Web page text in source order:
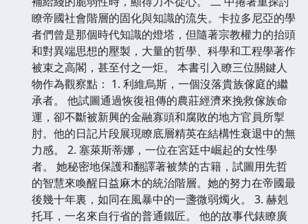
瞭帝國社會階層的固化與知識的流失。卡拉多尼亞的學
者們曾是那個時代知識的燈塔，但隨著宗教權力的抬頭
和對異端思想的壓製，大量的哲學、科學和工程學著作
被束之高閣，甚至付之一炬。 本書引入瞭三位關鍵人
物作為觀察點： 1. 利維烏斯，一個沒落貴族傢庭的繼
承者。 他試圖通過恢復祖傳的農莊經濟來挽救傢族命
運，卻不斷被新興的金融寡頭和腐敗的地方官員所掣
肘。他的日記片段展現瞭底層精英在結構性衰退中的無
力感。 2. 塞萊斯蒂娜，一位在宮廷中崛起的女性學
者。 她秘密地保護和翻譯著被禁的古籍，試圖用先哲
的智慧來喚醒日益麻木的統治階層。她的努力在帝國最
後幾十年裏，如同在風暴中的一盞微弱燭火。 3. 赫剋
托耳，一名來自行省的普通鐵匠。 他的故事代錶瞭廣